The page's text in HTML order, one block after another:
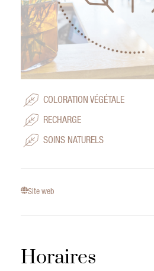
COLORATION VÉGÉTALE
RECHARGE
SOINS NATURELS
Site web
Horaires